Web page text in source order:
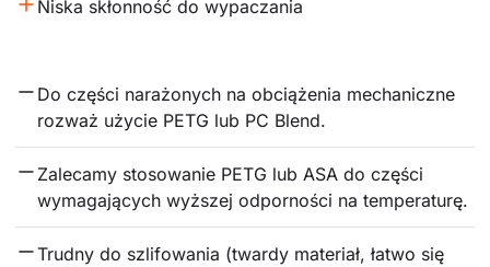
Niska skłonność do wypaczania
Do części narażonych na obciążenia mechaniczne
rozważ użycie PETG lub PC Blend.
Zalecamy stosowanie PETG lub ASA do części
wymagających wyższej odporności na temperaturę.
Trudny do szlifowania (twardy materiał, łatwo się